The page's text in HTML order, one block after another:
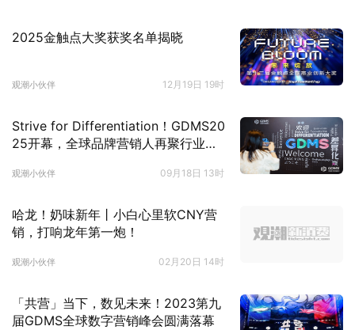
2025金触点大奖获奖名单揭晓
观潮小伙伴 12月19日 19时
Strive for Differentiation！GDMS20
25开幕，全球品牌营销人再聚行业年
观潮小伙伴 09月18日 13时
哈龙！奶味新年丨小白心里软CNY营
销，打响龙年第一炮！
观潮小伙伴 02月20日 14时
「共营」当下，数见未来！2023第九
届GDMS全球数字营销峰会圆满落幕